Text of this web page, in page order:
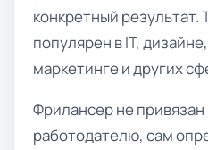
конкретный результат.
популярен в IT,
маркетинге и других
Фрилансер не
работодателю, сам